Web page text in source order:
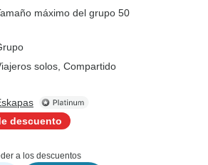
máximo del grupo 50
solos, Compartido
descuento
a los descuentos